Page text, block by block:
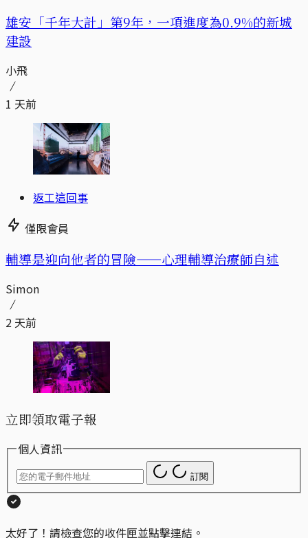
​​雄安「千年大計」第9年，一項進度為0.9%的新城
建設
小飛
1 天前
返工這回事
僅限會員
輔導是迎向他者的冒險——心理輔導治療師自述
Simon
2 天前
立即領取電子報
個人資訊
訂閱
太好了！請檢查您的收件匣並點擊連結。